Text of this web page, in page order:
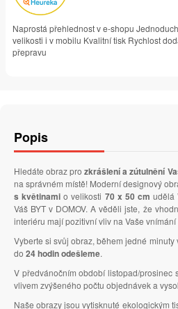
Naprostá přehlednost v e-shopu
velikosti i v mobilu Kvalitní tisk Rychlost
přepravu
Popis
Hledáte obraz prozkrášlení a zútulnění
na správném místě! Moderní designový
s květinami o velikosti 70 x 50 cm udělá
Váš BYT v DOMOV. A věděli jste, že
interiéru mají pozitivní vliv na Vaše
Vyberte si svůj obraz, během jedné minuty
do 24 hodin odešleme.
V předvánočním období listopad/prosinec
vlivem zvýšeného počtu objednávek a
Naše obrazy jsou vytisknuté ekologickým